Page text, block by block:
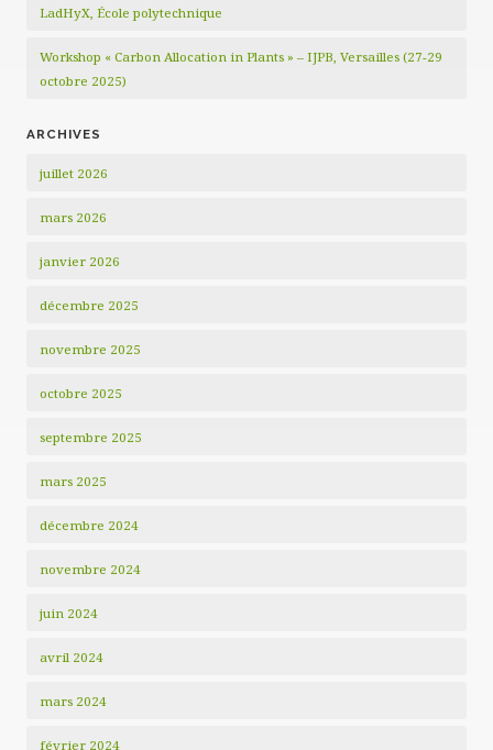
LadHyX, École polytechnique
Workshop « Carbon Allocation in Plants » – IJPB, Versailles (27-29
octobre 2025)
ARCHIVES
juillet 2026
mars 2026
janvier 2026
décembre 2025
novembre 2025
octobre 2025
septembre 2025
mars 2025
décembre 2024
novembre 2024
juin 2024
avril 2024
mars 2024
février 2024